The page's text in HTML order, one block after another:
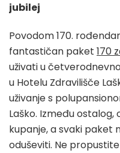
jubilej
Povodom 170.
fantastičan paket 170
uživati u
u Hotelu Zdravilišče
uživanje s
Laško. Između
kupanje, a svaki paket
oduševiti. Ne